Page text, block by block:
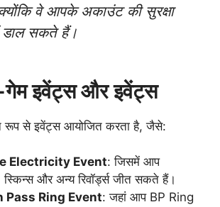
वे आपके अकाउंट की सुरक्षा
सकते हैं।
इवेंट्स और इवेंट्स
रूप से इवेंट्स आयोजित करता है, जैसे:
Electricity Event: जिसमें आप
और अन्य रिवॉर्ड्स जीत सकते हैं।
Pass Ring Event: जहां आप BP Ring